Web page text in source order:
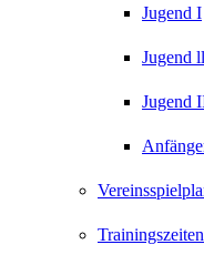
Jugend I
Jugend ll
Jugend
Trainingszeiten